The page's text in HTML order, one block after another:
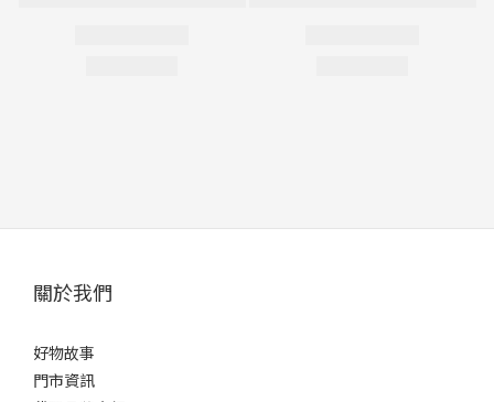
關於我們
好物故事
門市資訊